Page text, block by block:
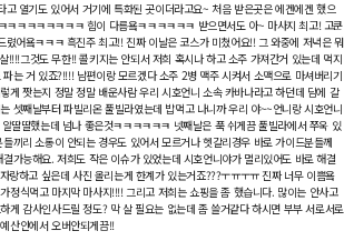
고 열기도 있어서 거기에 특화된 곳이더라고요~ 처음 받은곳은 에겐에겐 했으
ㅋㅋㅋㅋㅋㅋㅋㅋ 힘이 다름욬ㅋㅋㅋㅋㅋㅋ 받으면서도 아~ 마사지 최고! 고쿤
어욬ㅋㅋㅋ 흑진주 최고!! 진짜 이날은 코스가 미쳤어요!! 그 와중에 저녁은 뭐
!!!!그것도 무한!! 콜키지는 안되서 저희 혹시나 하고 소주 가져간거 있는데 먹지
는 거 있죠?!!!! 남편이랑 모르겠다 소주 2병 맥주 시켜서 소맥으로 마셔버리기
게 짯는지 정말 정말 배운사람 우리 시호언니 소속 카바나라고 하던데 담에 갈
셋째날부터 파빌리온 풀빌라였는데 밥먹고 나니까 우리 야~~언니랑 시호언니
딸딸했는데 넘나 좋은것ㅋㅋㅋㅋㅋㅋ 넷째날은 푹 쉬게끔 풀빌라에서 쭈욱 있
끼리 소통이 안되는 경우도 있어서 모르거나 헷갈리경우 바로 가이드분들께
가능해요. 저희도 작은 이슈가 있었는데 시호언니야가 멀리있어도 바로 해결
랑하고 싶은데 사진 올리는게 한계가 있는거죠???ㅜㅠㅜㅠ 진짜 너무 이쁨욬
정식먹고 마지막 마사지!!!! 그리고 저희는 쇼핑을 좀 했습니다. 많이는 안사고
게 감사인사드릴 정도? 막 살 필요는 없는데 좀 쓸거같다 하시면 부부 서로서로
산안에서 오버안되게끔!!